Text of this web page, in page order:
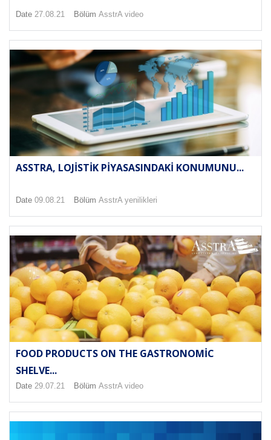
Date 27.08.21 Bölüm AsstrA video
ASSTRA, LOJISTIK PIYASASINDAKI KONUMUNU...
Date 09.08.21 Bölüm AsstrA yenilikleri
FOOD PRODUCTS ON THE GASTRONOMIC
SHELVE...
Date 29.07.21 Bölüm AsstrA video